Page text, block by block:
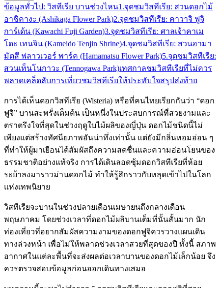
ข้อมูลทั่วไป: วิสทีเรีย บานช่วงไหน1.จุดชมวิสทีเรีย: สวนดอกไม้
อาชิคางะ (Ashikaga Flower Park)2.จุดชมวิสทีเรีย: คาวาจิ ฟูจิ
การ์เด้น (Kawachi Fuji Garden)3.จุดชมวิสทีเรีย: ศาลเจ้าคาเม
โดะ เทนจิน (Kameido Tenjin Shrine)4.จุดชมวิสทีเรีย: สวนฮามา
มัตสึ ฟลาวเวอร์ พาร์ค (Hamamatsu Flower Park)5.จุดชมวิสทีเรีย:
สวนเท็นโนกาวะ (Tennogawa Park)เทศกาลชมวิสทีเรียที่ไม่ควร
พลาดเคล็ดลับการเที่ยวชมวิสทีเรียให้ประทับใจสรุปส่งท้าย
การได้เห็นดอกวิสทีเรีย (Wisteria) หรือที่คนไทยเรียกกันว่า “ดอก
ฟูจิ” บานสะพรั่งเต็มต้น เป็นหนึ่งในประสบการณ์ที่สวยงามและ
ตราตรึงใจที่สุดในช่วงฤดูใบไม้ผลิของญี่ปุ่น ดอกไม้ชนิดนี้ไม่
เพียงแต่สร้างทัศนียภาพอันน่าทึ่งเท่านั้น แต่ยังมีกลิ่นหอมอ่อน ๆ
ที่ทำให้ผู้มาเยือนได้สัมผัสถึงความสดชื่นและความอ่อนโยนของ
ธรรมชาติอย่างแท้จริง การได้เดินลอดซุ้มดอกวิสทีเรียที่ห้อย
ระย้าลงมาราวม่านดอกไม้ ทำให้รู้สึกราวกับหลุดเข้าไปในโลก
แห่งเทพนิยาย
วิสทีเรียจะบานในช่วงปลายเดือนเมษายนถึงกลางเดือน
พฤษภาคม โดยช่วงเวลาที่ดอกไม้ผลิบานเต็มที่นั้นสั้นมาก นัก
ท่องเที่ยวที่อยากสัมผัสความงามของดอกฟูจิควรวางแผนเดิน
ทางล่วงหน้า เพื่อไม่ให้พลาดช่วงเวลาสวยที่สุดของปี ทั้งนี้ สภาพ
อากาศในแต่ละพื้นที่จะส่งผลต่อเวลาบานของดอกไม้เล็กน้อย จึง
ควรตรวจสอบข้อมูลก่อนออกเดินทางเสมอ